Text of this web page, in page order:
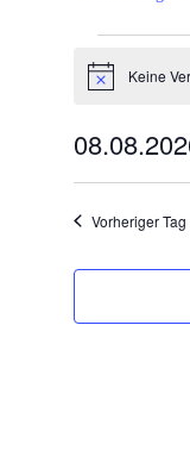
für
August
2026
HinweisKeine
Vorheriger Tag